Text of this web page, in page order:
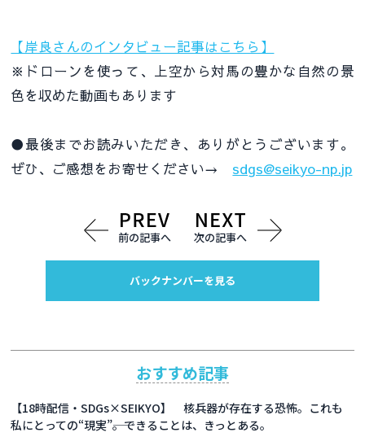
【岸良さんのインタビュー記事はこちら】
※ドローンを使って、上空から対馬の豊かな自然の景
色を収めた動画もあります
●最後までお読みいただき、ありがとうございます。
ぜひ、ご感想をお寄せください→ sdgs@seikyo-np.jp
前の記事へ 次の記事へ
バックナンバーを見る
おすすめ記事
【18時配信・SDGs×SEIKYO】 核兵器が存在する恐怖。これも
私にとっての“現実”――。できることは、きっとある。